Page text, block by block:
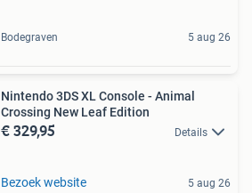
Bodegraven 5 aug 26
Nintendo 3DS XL Console - Animal
Crossing New Leaf Edition
€ 329,95 Details
Bezoek website 5 aug 26